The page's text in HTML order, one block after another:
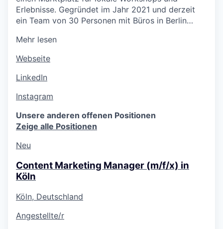
Erlebnisse. Gegründet im Jahr 2021 und derzeit
ein Team von 30 Personen mit Büros in Berlin…
Mehr lesen
Webseite
LinkedIn
Instagram
Unsere anderen offenen Positionen
Zeige alle Positionen
Neu
Content Marketing Manager (m/f/x) in
Köln
Köln, Deutschland
Angestellte/r